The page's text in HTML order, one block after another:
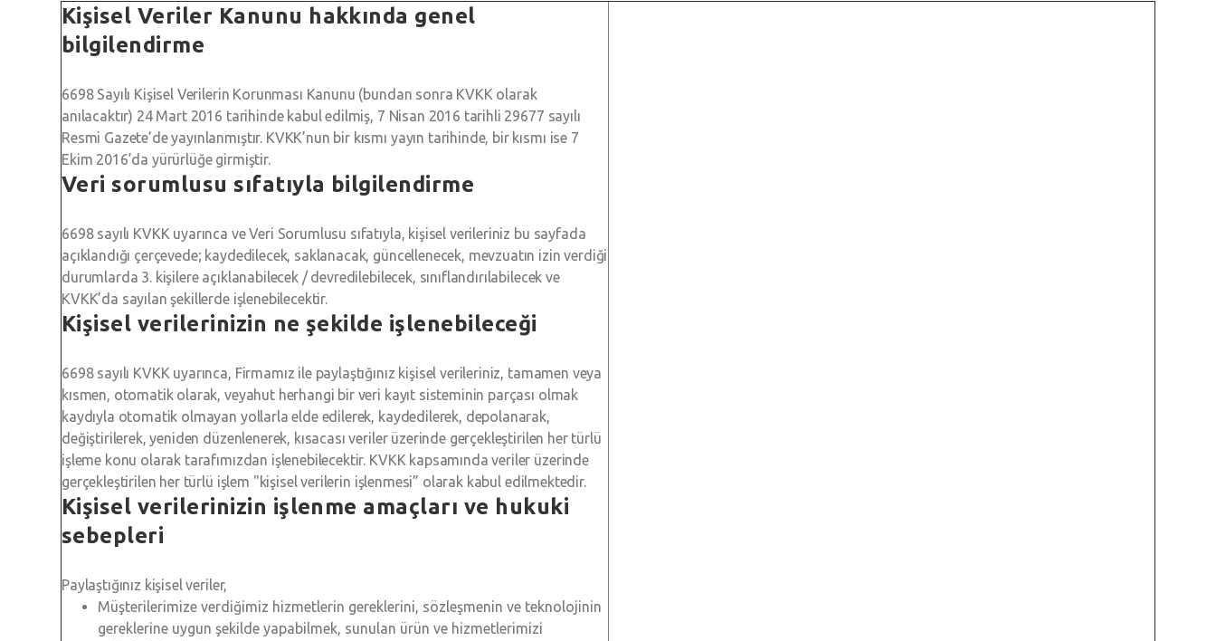
Kişisel Veriler Kanunu hakkında genel
bilgilendirme
6698 Sayılı Kişisel Verilerin Korunması Kanunu (bundan sonra KVKK olarak
anılacaktır) 24 Mart 2016 tarihinde kabul edilmiş, 7 Nisan 2016 tarihli 29677 sayılı
Resmi Gazete’de yayınlanmıştır. KVKK’nun bir kısmı yayın tarihinde, bir kısmı ise 7
Ekim 2016’da yürürlüğe girmiştir.
Veri sorumlusu sıfatıyla bilgilendirme
6698 sayılı KVKK uyarınca ve Veri Sorumlusu sıfatıyla, kişisel verileriniz bu sayfada
açıklandığı çerçevede; kaydedilecek, saklanacak, güncellenecek, mevzuatın izin verdiği
durumlarda 3. kişilere açıklanabilecek / devredilebilecek, sınıflandırılabilecek ve
KVKK’da sayılan şekillerde işlenebilecektir.
Kişisel verilerinizin ne şekilde işlenebileceği
6698 sayılı KVKK uyarınca, Firmamız ile paylaştığınız kişisel verileriniz, tamamen veya
kısmen, otomatik olarak, veyahut herhangi bir veri kayıt sisteminin parçası olmak
kaydıyla otomatik olmayan yollarla elde edilerek, kaydedilerek, depolanarak,
değiştirilerek, yeniden düzenlenerek, kısacası veriler üzerinde gerçekleştirilen her türlü
işleme konu olarak tarafımızdan işlenebilecektir. KVKK kapsamında veriler üzerinde
gerçekleştirilen her türlü işlem "kişisel verilerin işlenmesi” olarak kabul edilmektedir.
Kişisel verilerinizin işlenme amaçları ve hukuki
sebepleri
Paylaştığınız kişisel veriler,
Müşterilerimize verdiğimiz hizmetlerin gereklerini, sözleşmenin ve teknolojinin
gereklerine uygun şekilde yapabilmek, sunulan ürün ve hizmetlerimizi